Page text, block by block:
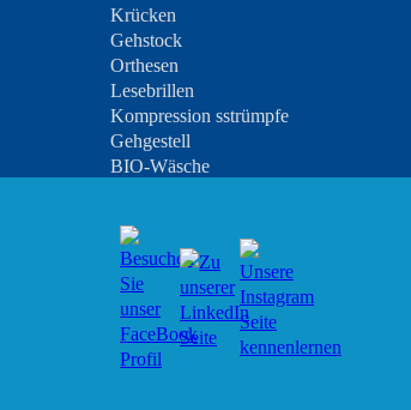
Krücken
Gehstock
Orthesen
Lesebrillen
Kompression sstrümpfe
Gehgestell
BIO-Wäsche